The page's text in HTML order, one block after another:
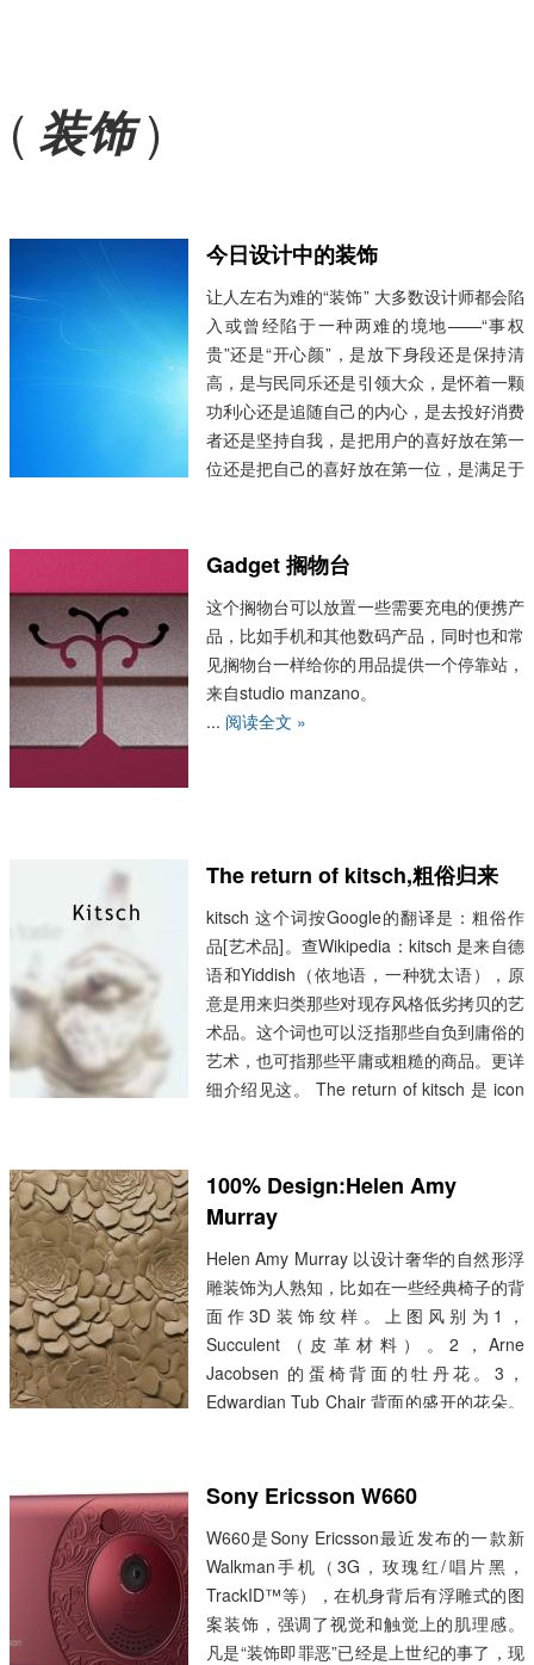
( 装饰)
今日设计中的装饰
让人左右为难的“装饰” 大多数设计师都会陷
入或曾经陷于一种两难的境地——“事权
贵”还是“开心颜”，是放下身段还是保持清
高，是与民同乐还是引领大众，是怀着一颗
功利心还是追随自己的内心，是去投好消费
者还是坚持自我，是把用户的喜好放在第一
位还是把自己的喜好放在第一位，是满足于
择，前者或者后者，如果两者都不是，那么
就是看待问题的角...
Gadget 搁物台
这个搁物台可以放置一些需要充电的便携产
品，比如手机和其他数码产品，同时也和常
见搁物台一样给你的用品提供一个停靠站，
来自studio manzano。
... 阅读全文 »
The return of kitsch,粗俗归来
kitsch 这个词按Google的翻译是：粗俗作
品[艺术品]。查Wikipedia：kitsch 是来自德
语和Yiddish（依地语，一种犹太语），原
意是用来归类那些对现存风格低劣拷贝的艺
术品。这个词也可以泛指那些自负到庸俗的
艺术，也可指那些平庸或粗糙的商品。更详
细介绍见这。 The return of kitsch 是 icon
下凑活用下。这这篇文章里 kitsch 的意思
大概就是我们所说的“俗”。 文章开头解释
ki...阅读全文 »
100% Design:Helen Amy
Murray
Helen Amy Murray 以设计奢华的自然形浮
雕装饰为人熟知，比如在一些经典椅子的背
面作3D装饰纹样。上图风别为1，
Succulent（皮革材料）。2，Arne
Jacobsen 的蛋椅背面的牡丹花。3，
Edwardian Tub Chair 背面的盛开的花朵。
...阅读全文 »
Sony Ericsson W660
W660是Sony Ericsson最近发布的一款新
Walkman手机（3G，玫瑰红/唱片黑，
TrackID™等），在机身背后有浮雕式的图
案装饰，强调了视觉和触觉上的肌理感。
凡是“装饰即罪恶”已经是上世纪的事了，现